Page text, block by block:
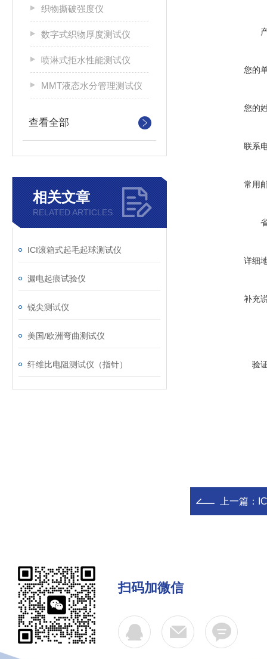
织物撕破强度仪
数字式织物厚度测试仪
喷淋式拒水性能测试仪
MMT液态水分管理测试仪
查看全部
相关文章
RELATED ARTICLES
ICI滚箱式起毛起球测试仪
漏电起痕试验仪
锐尖测试仪
美国/欧洲弯曲测试仪
纤维比电阻测试仪（指针）
您的
您的
联系
常用
详细
补充
验
上一篇：
扫码加微信